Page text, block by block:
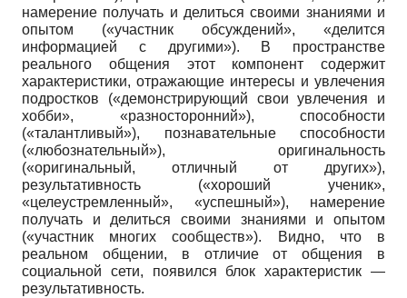
намерение получать и делиться своими знаниями и
опытом («участник обсуждений», «делится
информацией с другими»). В пространстве
реального общения этот компонент содержит
характеристики, отражающие интересы и увлечения
подростков («демонстрирующий свои увлечения и
хобби», «разносторонний»), способности
(«талантливый»), познавательные способности
(«любознательный»), оригинальность
(«оригинальный, отличный от других»),
результативность («хороший ученик»,
«целеустремленный», «успешный»), намерение
получать и делиться своими знаниями и опытом
(«участник многих сообществ»). Видно, что в
реальном общении, в отличие от общения в
социальной сети, появился блок характеристик —
результативность.